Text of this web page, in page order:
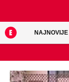
NAJNOVIJE